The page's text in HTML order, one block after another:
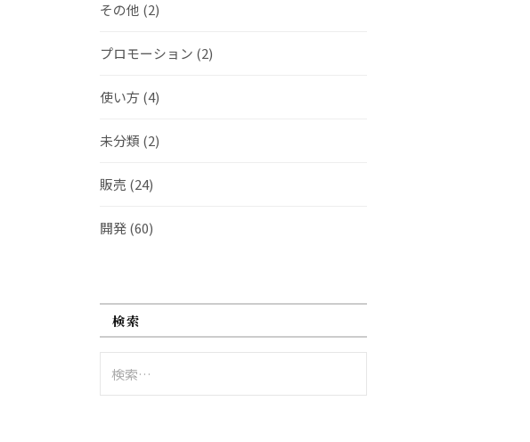
その他 (2)
プロモーション (2)
使い方 (4)
未分類 (2)
販売 (24)
開発(60)
検索
索: